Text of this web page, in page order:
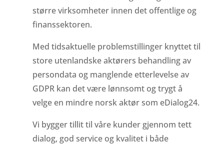
større virksomheter innen det offentlige og
finanssektoren.
Med tidsaktuelle problemstillinger knyttet til
store utenlandske aktørers behandling av
persondata og manglende etterlevelse av
GDPR kan det være lønnsomt og trygt å
velge en mindre norsk aktør som eDialog24.
Vi bygger tillit til våre kunder gjennom tett
dialog, god service og kvalitet i både